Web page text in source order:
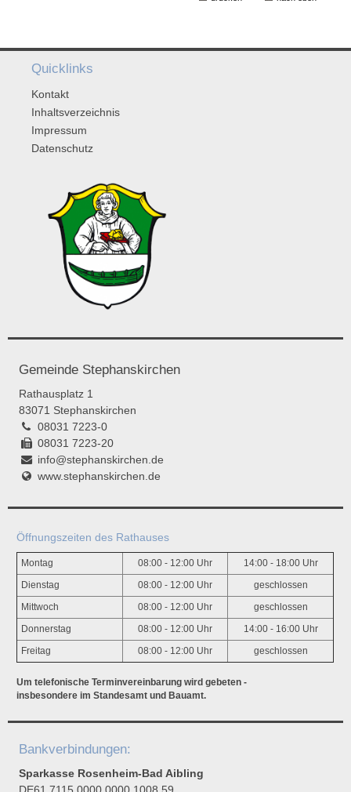
Quicklinks
Kontakt
Inhaltsverzeichnis
Impressum
Datenschutz
Gemeinde Stephanskirchen
Rathausplatz 1
83071 Stephanskirchen
08031 7223-0
08031 7223-20
info@stephanskirchen.de
www.stephanskirchen.de
Öffnungszeiten des Rathauses
Montag 08:00 - 12:00 Uhr 14:00 - 18:00 Uhr
Dienstag 08:00 - 12:00 Uhr geschlossen
Mittwoch 08:00 - 12:00 Uhr geschlossen
Donnerstag 08:00 - 12:00 Uhr 14:00 - 16:00 Uhr
Freitag 08:00 - 12:00 Uhr geschlossen
Um telefonische Terminvereinbarung wird gebeten -
insbesondere im Standesamt und Bauamt.
Bankverbindungen:
Sparkasse Rosenheim-Bad Aibling